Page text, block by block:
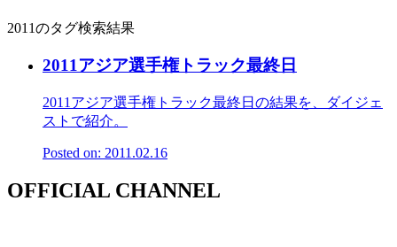
2011のタグ検索結果
2011アジア選手権トラック最終日
2011アジア選手権トラック最終日の結果を、ダイジェ
ストで紹介。
Posted on: 2011.02.16
OFFICIAL CHANNEL